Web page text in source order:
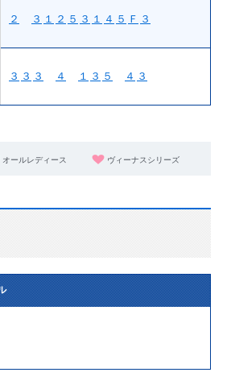
２ ３ １ ２ ５ ３ １ ４ ５ Ｆ ３
３ ３ ３ ４ １ ３ ５ ４ ３
オールレディース ヴィーナスシリーズ